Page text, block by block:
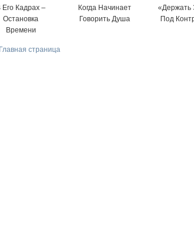
Его Кадрах –
Остановка
Времени
Когда Начинает
Говорить Душа
«Держать
Под
Главная страница